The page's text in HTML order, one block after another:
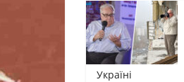
Україні